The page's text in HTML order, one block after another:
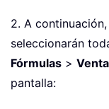
2. A
seleccionarán
Fórmulas >
pantalla: